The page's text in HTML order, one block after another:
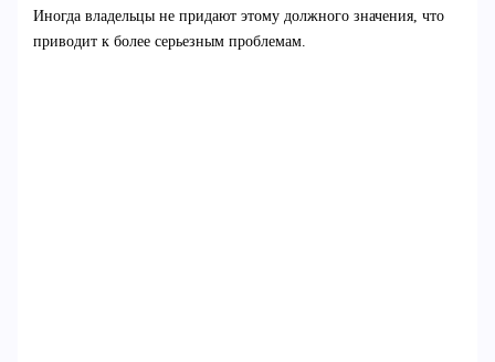
Иногда владельцы не придают этому должного значения, что
приводит к более серьезным проблемам.